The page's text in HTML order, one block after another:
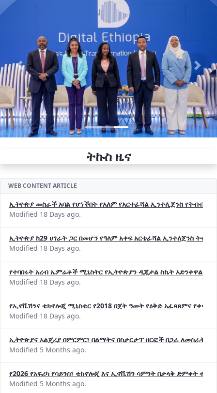
Previous Next
ትኩስ ዜና
WEB CONTENT ARTICLE
ኢትዮጵያ መስራች አባል የሆነችበት የአለም የአርተፊሻል ኢንተሊጀንስ የትብብር
Modified 18 Days ago.
ኢትዮጵያ ከ29 ሀገራት ጋር በመሆን የዓለም አቀፍ አርቴፊሻል ኢንተለጀንስ
Modified 18 Days ago.
የተባበሩት አረብ ኤምሬቶች ሚኒስትር የኢትዮጵያን ዲጂታል ስኬት አድንቀዋል
Modified 18 Days ago.
የኢኖቬሽንና ቴክኖሎጂ ሚኒስቴር የ2018 በጀት ዓመት የዕቅድ አፈጻጸምና
Modified 18 Days ago.
ኢትዮጵያና አልጄሪያ በምርምር፣ በልማትና በስታርታፕ ዘርፎች በጋራ ለመስራት
Modified 5 Months ago.
የ2026 የአፍሪካ የሳይንስ፣ ቴክኖሎጂ እና ኢኖቬሽን ሳምንት በታላቅ ድምቀት
Modified 5 Months ago.